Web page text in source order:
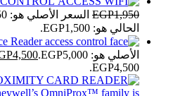
EGP1,950 السعر الأصلي هو: EGP1,950.
الحالي هو: EGP1,500.
Reader
الأصلي هو: EGP5,000.
4,500
EGP4,500.